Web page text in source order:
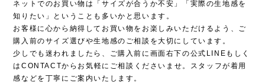
ネットでのお買い物は「サイズが合うか不安」「実際の生地感を
知りたい」ということも多いかと思います。
お客様に心から納得してお買い物をお楽しみいただけるよう、ご
購入前のサイズ選びや生地感のご相談を大切にしています。
少しでも迷われましたら、ご購入前に画面右下の公式LINEもしく
はCONTACTからお気軽にご相談くださいませ。スタッフが着用
感などを丁寧にご案内いたします。